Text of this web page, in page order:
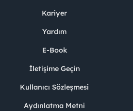
Kariyer
Yardım
E-Book
İletişime Geçin
Kullanıcı Sözleşmesi
Aydınlatma Metni